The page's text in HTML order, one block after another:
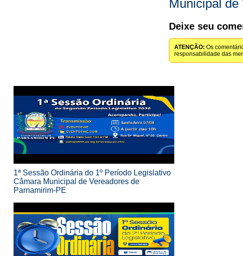
Municipal de
Deixe seu
ATENÇÃO: Os
responsabilidade das
1ª Sessão Ordinária do 1º Período Legislativo
Câmara Municipal de Vereadores de
Parnamirim-PE